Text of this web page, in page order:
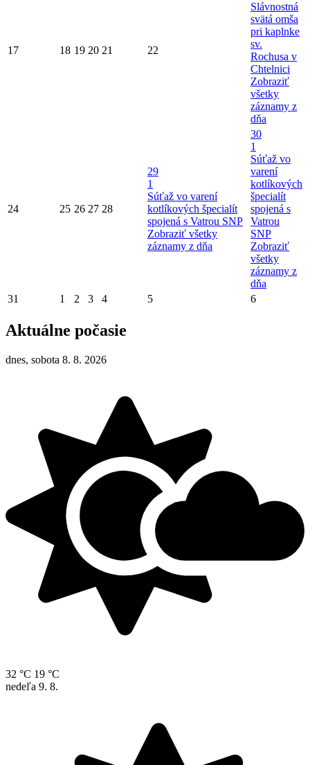
17 18 19 20 21 22
Slávnostná
svätá omša
pri kaplnke
sv.
Rochusa v
Chtelnici
Zobraziť
všetky
záznamy z
dňa
24 25 26 27 28
29
1
Súťaž vo varení
kotlíkových špecialít
spojená s Vatrou SNP
Zobraziť všetky
záznamy z dňa
30
1
Súťaž vo
varení
kotlíkových
špecialít
spojená s
Vatrou
SNP
Zobraziť
všetky
záznamy z
dňa
31
1 2 3 4 5 6
Aktuálne počasie
dnes, sobota 8. 8. 2026
32 °C 19 °C
nedeľa 9. 8.